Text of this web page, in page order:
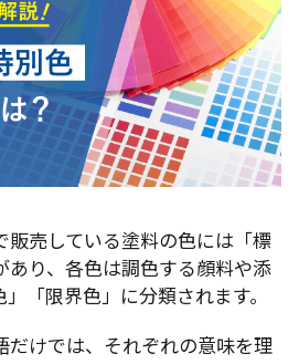
販売している塗料の色には「標
あり、各色は調色する顔料や添
「限界色」に分類されます。
だけでは、それぞれの意味を理